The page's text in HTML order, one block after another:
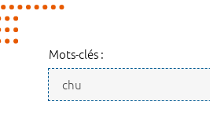
Mots-clés :